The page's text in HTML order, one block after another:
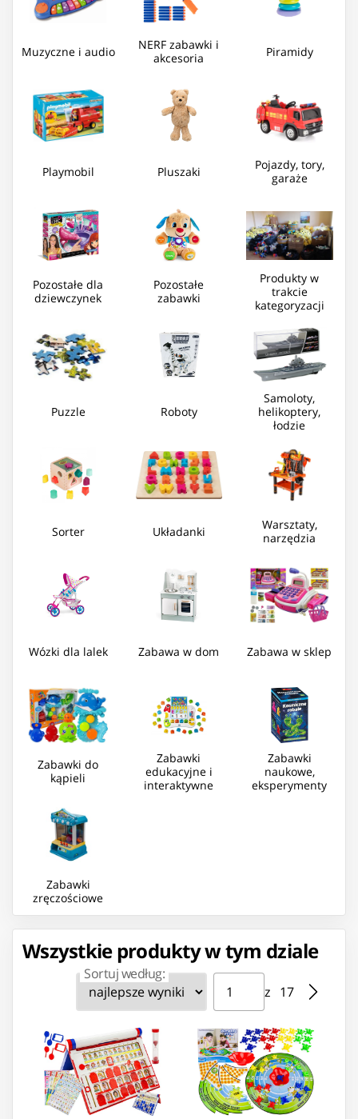
Muzyczne i audio
NERF zabawki i
akcesoria
Piramidy
Playmobil Pluszaki
Pojazdy, tory,
garaże
Pozostałe dla
dziewczynek
Pozostałe
zabawki
Produkty w
trakcie
kategoryzacji
Puzzle Roboty
Samoloty,
helikoptery,
łodzie
Sorter Układanki
Warsztaty,
narzędzia
Wózki dla lalek Zabawa w dom Zabawa w sklep
Zabawki do
kąpieli
Zabawki
edukacyjne i
interaktywne
Zabawki
naukowe,
eksperymenty
Zabawki
zręczościowe
Wszystkie produkty w tym dziale
Sortuj według: Strona ⁨1⁩ z ⁨17⁩
z ⁨17⁩
Przejdź do strony